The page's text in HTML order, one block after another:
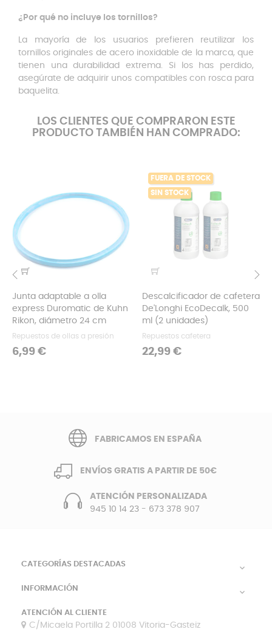
¿Por qué no incluye los tornillos?
La mayoría de los usuarios prefieren reutilizar los
tornillos originales de acero inoxidable de la marca, que
tienen una durabilidad extrema. Si los has perdido,
asegúrate de adquirir unos compatibles con rosca para
baquelita.
LOS CLIENTES QUE COMPRARON ESTE
PRODUCTO TAMBIÉN HAN COMPRADO:
Junta adaptable a olla
express Duromatic de Kuhn
Rikon, diámetro 24 cm
Repuestos de ollas a presión
Precio
6,99 €
FUERA DE STOCK
SIN STOCK
Descalcificador de cafetera
De'Longhi EcoDecalk, 500
ml (2 unidades)
Repuestos cafetera
Precio
22,99 €
‹ ›
FABRICAMOS EN ESPAÑA
ENVÍOS GRATIS A PARTIR DE 50€
ATENCIÓN PERSONALIZADA
945 10 14 23- 673 378 907
CATEGORÍAS DESTACADAS 
INFORMACIÓN 
ATENCIÓN AL CLIENTE
C/Micaela Portilla 2 01008 Vitoria-Gasteiz